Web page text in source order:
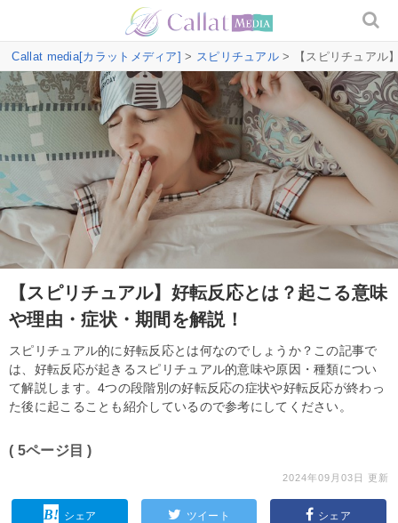
Callat media[カラットメディア] > スピリチュアル > 【スピリチュアル
【スピリチュアル】好転反応とは？起こる意味
や理由・症状・期間を解説！
スピリチュアル的に好転反応とは何なのでしょうか？この記事で
は、好転反応が起きるスピリチュアル的意味や原因・種類につい
て解説します。4つの段階別の好転反応の症状や好転反応が終わっ
た後に起こることも紹介しているので参考にしてください。
( 5ページ目 )
2024年09月03日 更新
シェア ツイート シェア